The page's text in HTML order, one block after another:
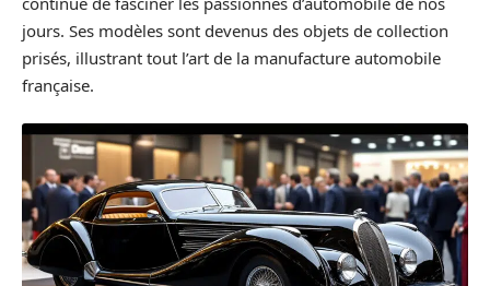
jours. Ses modèles sont devenus des objets de collection
prisés, illustrant tout l’art de la manufacture automobile
française.